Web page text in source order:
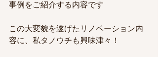
事例をご紹介する内容です
この大変貌を遂げたリノベーション内
容に、私タノウチも興味津々！